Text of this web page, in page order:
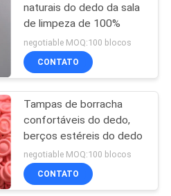
naturais do dedo da sala
de limpeza de 100%
negotiable MOQ:100 blocos
CONTATO
Tampas de borracha
confortáveis do dedo,
berços estéreis do dedo
negotiable MOQ:100 blocos
CONTATO